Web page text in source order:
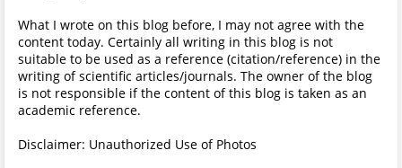
What I wrote on this blog before, I may not agree with the
content today. Certainly all writing in this blog is not
suitable to be used as a reference (citation/reference) in the
writing of scientific articles/journals. The owner of the blog
is not responsible if the content of this blog is taken as an
academic reference.
Disclaimer: Unauthorized Use of Photos